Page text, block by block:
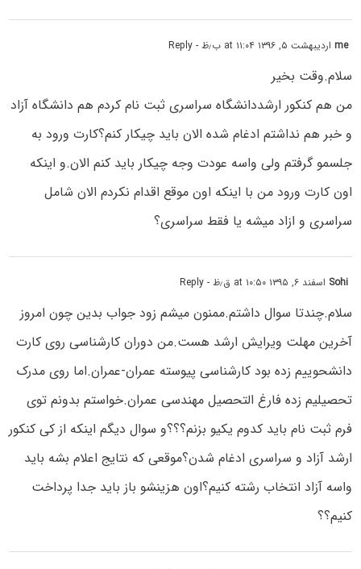
meاردیبهشت ۵, ۱۳۹۶ at ۱۱:۰۴ ب٫ظ - Reply
سلام.وقت بخیر
من هم کنکور ارشددانشگاه سراسری ثبت نام کردم هم دانشگاه آزاد
و خبر هم نداشتم ادغام شده الان باید چیکار کنم؟کارت ورود به
جلسمو گرفتم ولی واسه عودت وجه چیکار باید کنم الان.و اینکه
اون کارت ورود من با اینکه اون موقع اقدام نکردم الان شامل
سراسری و ازاد میشه یا فقط سراسری؟
Sohi اسفند ۶, ۱۳۹۵ at ۱۰:۵۰ ق٫ظ - Reply
سلام.چندتا سوال داشتم.ممنون میشم زود جواب بدین چون امروز
آخرین مهلت ویرایش ارشد هست.من دوران کارشناسی روی کارت
دانشحوییم زده بود کارشناسی پیوسته عمران-عمران.اما روی مدرک
تحصیلیم زده فارغ التحصیل مهندسی عمران.خواستم بدونم توی
فرم ثبت نام باید کدوم یکیو بزنم؟؟؟و سوال دیگم اینکه از کی کنکور
ارشد آزاد و سراسری ادغام شدن؟موقعی که نتایج اعلام بشه باید
واسه آزاد انتخاب رشته کنیم؟اون هزینشو باز باید جدا پرداخت
کنیم؟؟